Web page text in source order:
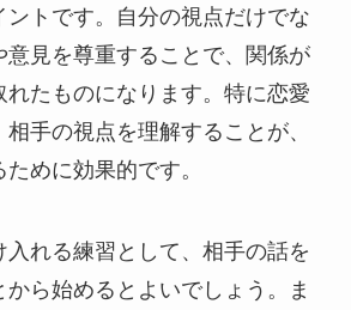
ントです。自分の視点だけでな
意見を尊重することで、関係が
れたものになります。特に恋愛
手の視点を理解することが、
めに効果的です。
れる練習として、相手の話を
ら始めるとよいでしょう。ま